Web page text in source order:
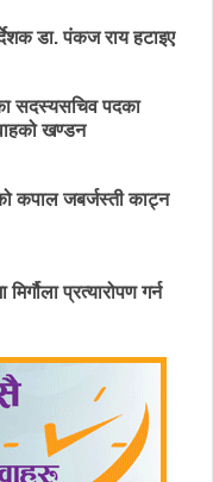
डा. पंकज राय हटाइए
सदस्यसचिव पदका
खण्डन
कपाल जबर्जस्ती काट्न
प्रत्यारोपण गर्न